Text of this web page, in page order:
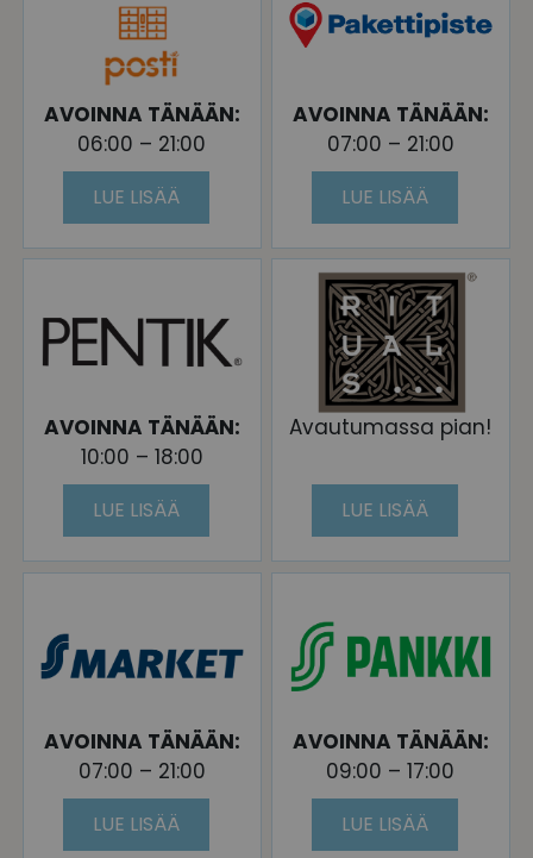
AVOINNA TÄNÄÄN:
06:00 – 21:00
LUE LISÄÄ
AVOINNA TÄNÄÄN:
07:00 – 21:00
LUE LISÄÄ
AVOINNA TÄNÄÄN:
10:00 – 18:00
LUE LISÄÄ
Avautumassa pian!
LUE LISÄÄ
AVOINNA TÄNÄÄN:
07:00 – 21:00
LUE LISÄÄ
AVOINNA TÄNÄÄN:
09:00 – 17:00
LUE LISÄÄ